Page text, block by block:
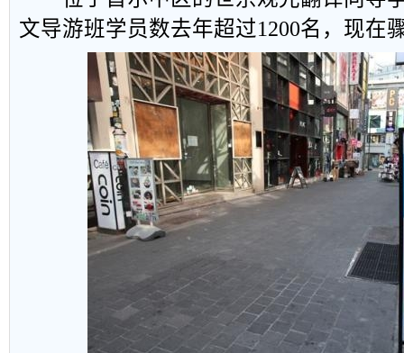
文导游班学员数去年超过1200名，现在